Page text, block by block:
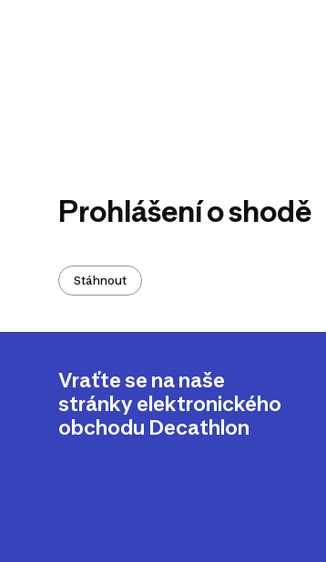
Prohlášení o shodě
Stáhnout
Vraťte se na naše
stránky elektronického
obchodu Decathlon